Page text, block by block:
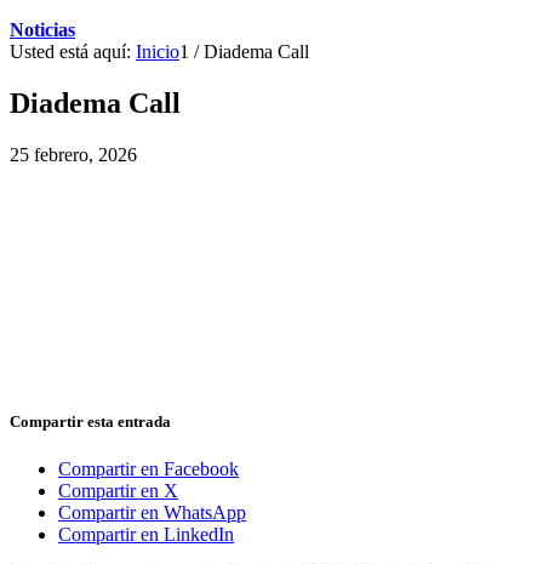
Noticias
Usted está aquí: Inicio1 / Diadema Call
Diadema Call
25 febrero, 2026
Compartir esta entrada
Compartir en Facebook
Compartir en X
Compartir en WhatsApp
Compartir en LinkedIn